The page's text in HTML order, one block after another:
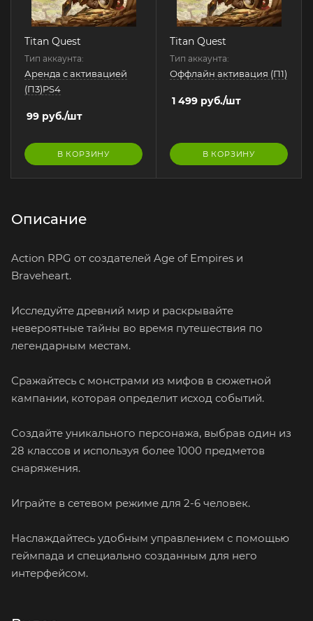
Titan Quest
Тип аккаунта:
Аренда с активацией
(П3)PS4
99 руб./шт
В КОРЗИНУ
Titan Quest
Тип аккаунта:
Оффлайн активация (П1)
1 499 руб./шт
В КОРЗИНУ
Описание
Action RPG от создателей Age of Empires и
Braveheart.
Исследуйте древний мир и раскрывайте
невероятные тайны во время путешествия по
легендарным местам.
Сражайтесь с монстрами из мифов в сюжетной
кампании, которая определит исход событий.
Создайте уникального персонажа, выбрав один из
28 классов и используя более 1000 предметов
снаряжения.
Играйте в сетевом режиме для 2-6 человек.
Наслаждайтесь удобным управлением с помощью
геймпада и специально созданным для него
интерфейсом.